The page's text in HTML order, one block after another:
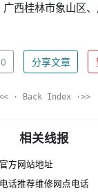
西桂林市象山区
0 分享文章
· Back Index ·>>
相关线报
方网站地址
话推荐维修网点电话